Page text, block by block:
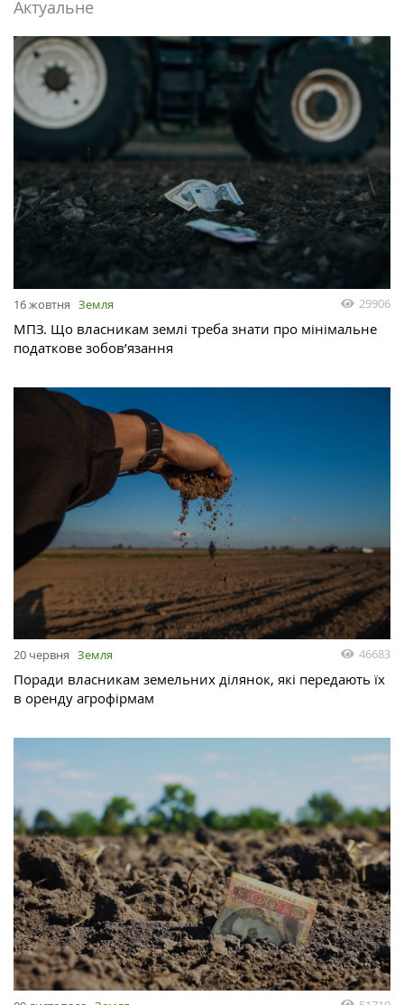
Актуальне
16 жовтня Земля 29906
МПЗ. Що власникам землі треба знати про мінімальне
податкове зобов’язання
20 червня Земля 46683
Поради власникам земельних ділянок, які передають їх
в оренду агрофірмам